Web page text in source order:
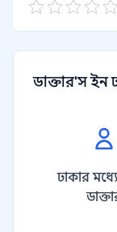
ডাক্তার'স
ঢাকার